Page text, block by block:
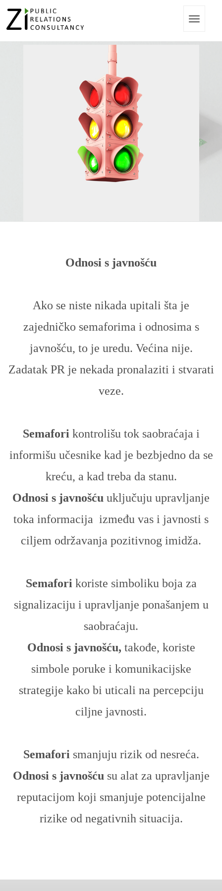
Odnosi s javnošću
Ako se niste nikada upitali šta je
zajedničko semaforima i odnosima s
javnošću, to je uredu. Većina nije.
Zadatak PR je nekada pronalaziti i stvarati
veze.
Semafori kontrolišu tok saobraćaja i
informišu učesnike kad je bezbjedno da se
kreću, a kad treba da stanu.
Odnosi s javnošću uključuju upravljanje
toka informacija između vas i javnosti s
ciljem održavanja pozitivnog imidža.
Semafori koriste simboliku boja za
signalizaciju i upravljanje ponašanjem u
saobraćaju.
Odnosi s javnošću, takođe, koriste
simbole poruke i komunikacijske
strategije kako bi uticali na percepciju
ciljne javnosti.
Semafori smanjuju rizik od nesreća.
Odnosi s javnošću su alat za upravljanje
reputacijom koji smanjuje potencijalne
rizike od negativnih situacija.